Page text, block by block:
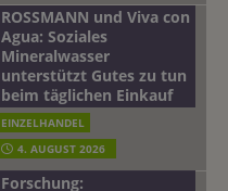
ROSSMANN und Viva con
Agua: Soziales
Mineralwasser
unterstützt Gutes zu tun
beim täglichen Einkauf
EINZELHANDEL
4. AUGUST 2026
Beiersdorf
Hautmikrobiom-
Forschung: